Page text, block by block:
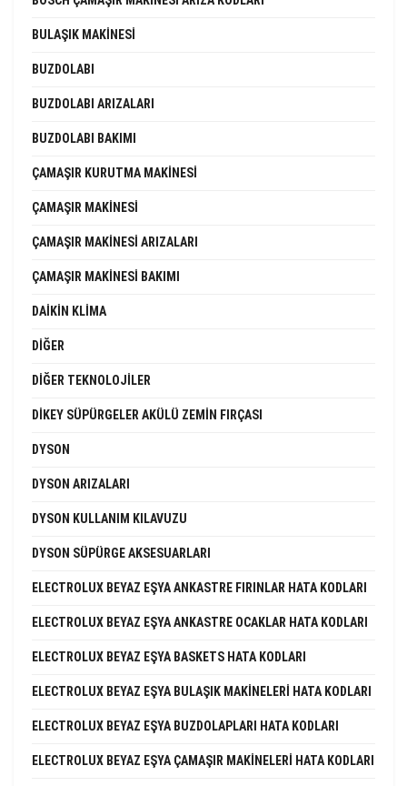
BULAŞIK MAKINESI
BUZDOLABI
BUZDOLABI ARIZALARI
BUZDOLABI BAKIMI
ÇAMAŞIR KURUTMA MAKINESI
ÇAMAŞIR MAKINESI
ÇAMAŞIR MAKINESI ARIZALARI
ÇAMAŞIR MAKINESI BAKIMI
DAIKIN KLIMA
DIĞER
DIĞER TEKNOLOJILER
DIKEY SÜPÜRGELER AKÜLÜ ZEMIN FIRÇASI
DYSON
DYSON ARIZALARI
DYSON KULLANIM KILAVUZU
DYSON SÜPÜRGE AKSESUARLARI
ELECTROLUX BEYAZ EŞYA ANKASTRE FIRINLAR HATA KODLARI
ELECTROLUX BEYAZ EŞYA ANKASTRE OCAKLAR HATA KODLARI
ELECTROLUX BEYAZ EŞYA BASKETS HATA KODLARI
ELECTROLUX BEYAZ EŞYA BULAŞIK MAKINELERI HATA KODLARI
ELECTROLUX BEYAZ EŞYA BUZDOLAPLARI HATA KODLARI
ELECTROLUX BEYAZ EŞYA ÇAMAŞIR MAKINELERI HATA KODLARI